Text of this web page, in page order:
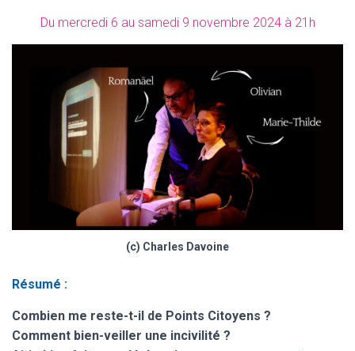
Du mercredi 6 au samedi 9 novembre 2024 à 21h
(c) Charles Davoine
Résumé :
Combien me reste-t-il de Points Citoyens ?
Comment bien-veiller une incivilité ?